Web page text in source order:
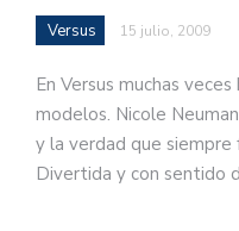
Versus 15 julio, 2009
En Versus muchas
modelos. Nicole
y la verdad que
Divertida y con sentido